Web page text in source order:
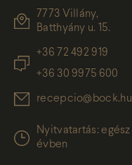
7773 Villány,
Batthyány u. 15.
+36 72 492 919
+36 30 9975 600
recepcio@bock.hu
Nyitvatartás: egész
évben